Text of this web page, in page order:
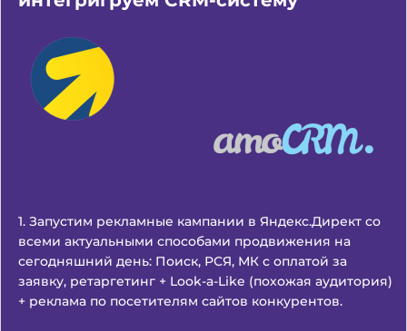
1. Запустим рекламные кампании в Яндекс.Директ со
всеми актуальными способами продвижения на
сегодняшний день: Поиск, РСЯ, МК с оплатой за
заявку, ретаргетинг + Look-a-Like (похожая аудитория)
+ реклама по посетителям сайтов конкурентов.